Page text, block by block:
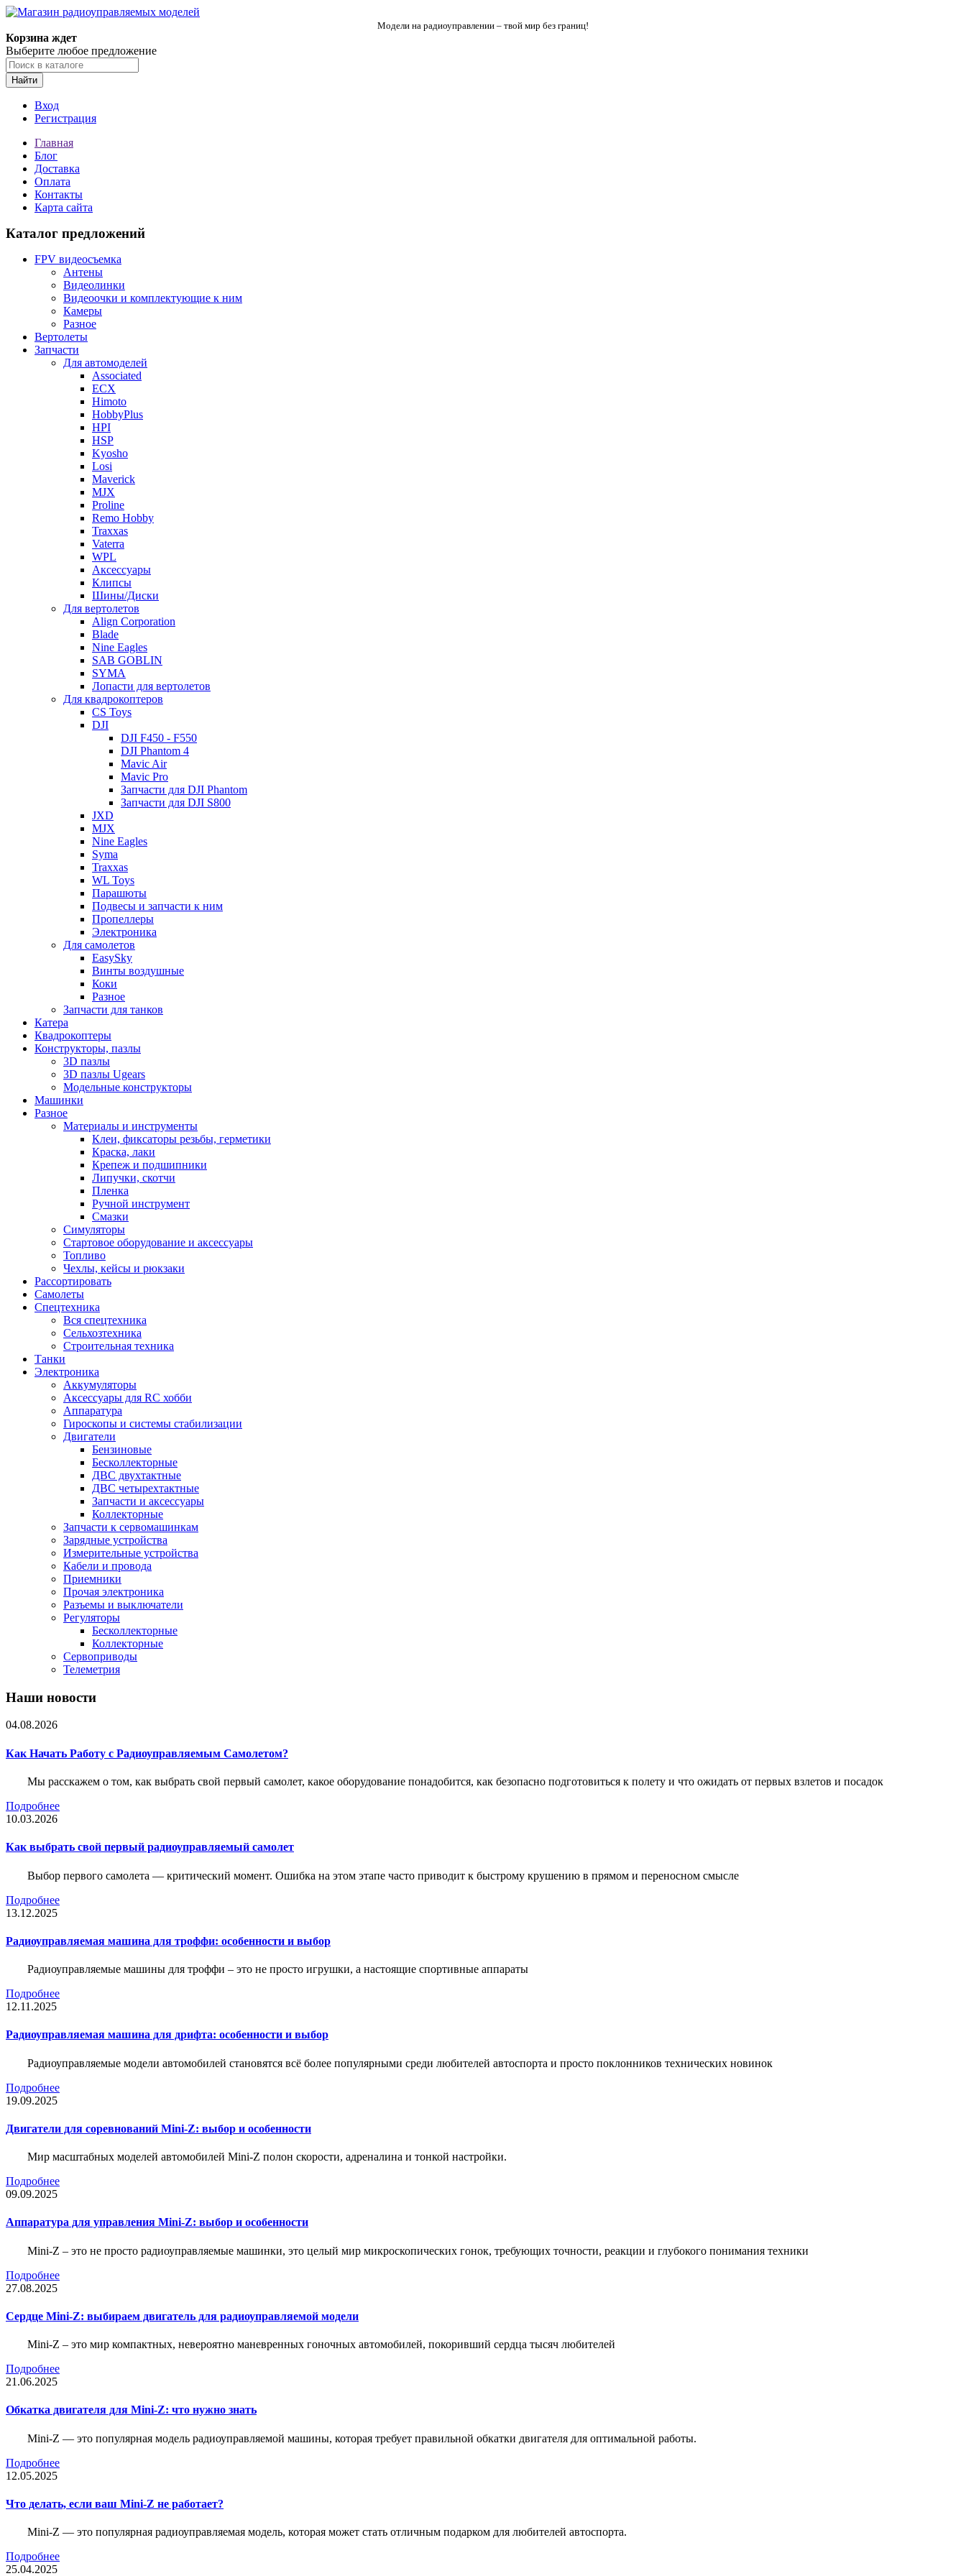
Модели на радиоуправлении – твой мир без границ!
Корзина ждет
Выберите любое предложение
Найти
Вход
Регистрация
Главная
Блог
Доставка
Оплата
Контакты
Карта сайта
Каталог предложений
FPV видеосъемка
Антены
Видеолинки
Видеоочки и комплектующие к ним
Камеры
Разное
Вертолеты
Запчасти
Для автомоделей
Associated
ECX
Himoto
HobbyPlus
HPI
HSP
Kyosho
Losi
Maverick
MJX
Proline
Remo Hobby
Traxxas
Vaterra
WPL
Аксессуары
Клипсы
Шины/Диски
Для вертолетов
Align Corporation
Blade
Nine Eagles
SAB GOBLIN
SYMA
Лопасти для вертолетов
Для квадрокоптеров
CS Toys
DJI
DJI F450 - F550
DJI Phantom 4
Mavic Air
Mavic Pro
Запчасти для DJI Phantom
Запчасти для DJI S800
JXD
MJX
Nine Eagles
Syma
Traxxas
WL Toys
Парашюты
Подвесы и запчасти к ним
Пропеллеры
Электроника
Для самолетов
EasySky
Винты воздушные
Коки
Разное
Запчасти для танков
Катера
Квадрокоптеры
Конструкторы, пазлы
3D пазлы
3D пазлы Ugears
Модельные конструкторы
Машинки
Разное
Материалы и инструменты
Клеи, фиксаторы резьбы, герметики
Краска, лаки
Крепеж и подшипники
Липучки, скотчи
Пленка
Ручной инструмент
Смазки
Симуляторы
Стартовое оборудование и аксессуары
Топливо
Чехлы, кейсы и рюкзаки
Рассортировать
Самолеты
Спецтехника
Вся спецтехника
Сельхозтехника
Строительная техника
Танки
Электроника
Аккумуляторы
Аксессуары для RC хобби
Аппаратура
Гироскопы и системы стабилизации
Двигатели
Бензиновые
Бесколлекторные
ДВС двухтактные
ДВС четырехтактные
Запчасти и аксессуары
Коллекторные
Запчасти к сервомашинкам
Зарядные устройства
Измерительные устройства
Кабели и провода
Приемники
Прочая электроника
Разъемы и выключатели
Регуляторы
Бесколлекторные
Коллекторные
Сервоприводы
Телеметрия
Наши новости
04.08.2026
Как Начать Работу с Радиоуправляемым Самолетом?
Мы расскажем о том, как выбрать свой первый самолет, какое оборудование понадобится, как безопасно подготовиться к полету и что ожидать от первых взлетов и посадок
Подробнее
10.03.2026
Как выбрать свой первый радиоуправляемый самолет
Выбор первого самолета — критический момент. Ошибка на этом этапе часто приводит к быстрому крушению в прямом и переносном смысле
Подробнее
13.12.2025
Радиоуправляемая машина для троффи: особенности и выбор
Радиоуправляемые машины для троффи – это не просто игрушки, а настоящие спортивные аппараты
Подробнее
12.11.2025
Радиоуправляемая машина для дрифта: особенности и выбор
Радиоуправляемые модели автомобилей становятся всё более популярными среди любителей автоспорта и просто поклонников технических новинок
Подробнее
19.09.2025
Двигатели для соревнований Mini-Z: выбор и особенности
Мир масштабных моделей автомобилей Mini-Z полон скорости, адреналина и тонкой настройки.
Подробнее
09.09.2025
Аппаратура для управления Mini-Z: выбор и особенности
Mini-Z – это не просто радиоуправляемые машинки, это целый мир микроскопических гонок, требующих точности, реакции и глубокого понимания техники
Подробнее
27.08.2025
Сердце Mini-Z: выбираем двигатель для радиоуправляемой модели
Mini-Z – это мир компактных, невероятно маневренных гоночных автомобилей, покоривший сердца тысяч любителей
Подробнее
21.06.2025
Обкатка двигателя для Mini-Z: что нужно знать
Mini-Z — это популярная модель радиоуправляемой машины, которая требует правильной обкатки двигателя для оптимальной работы.
Подробнее
12.05.2025
Что делать, если ваш Mini-Z не работает?
Mini-Z — это популярная радиоуправляемая модель, которая может стать отличным подарком для любителей автоспорта.
Подробнее
25.04.2025